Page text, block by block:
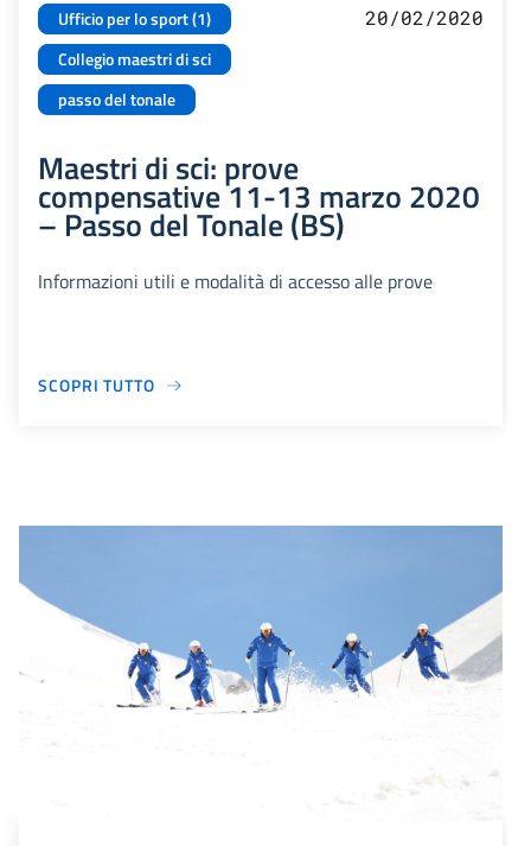
Ufficio per lo sport (1)
Collegio maestri di sci
passo del tonale
20/02/2020
Maestri di sci: prove
compensative 11-13 marzo 2020
– Passo del Tonale (BS)
Informazioni utili e modalità di accesso alle prove
SCOPRI TUTTO